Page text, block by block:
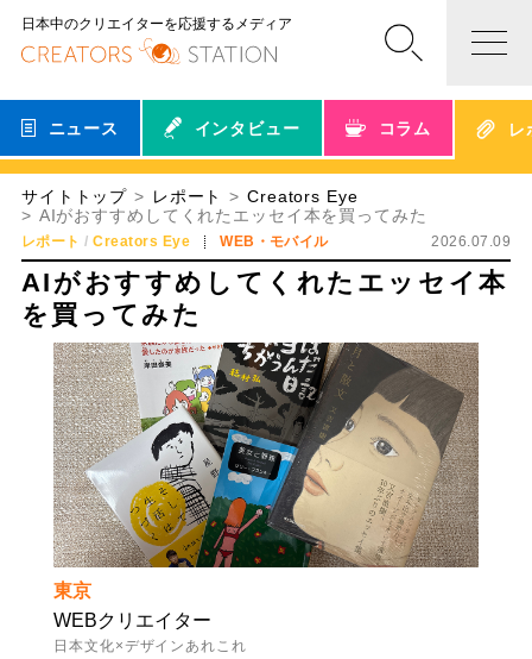
日本中のクリエイターを応援するメディア
ニュース インタビュー コラム レ
サイトトップ レポート
Creators Eye
AIがおすすめしてくれたエッセイ本を買ってみた
レポート Creators Eye WEB・モバイル 2026.07.09
AIがおすすめしてくれたエッセイ本
を買ってみた
東京
WEBクリエイター
日本文化×デザインあれこれ